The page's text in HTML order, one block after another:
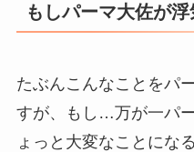
もしパーマ大佐が
たぶんこんなことをパ
すが、もし…万が一パ
ょっと大変なことにな